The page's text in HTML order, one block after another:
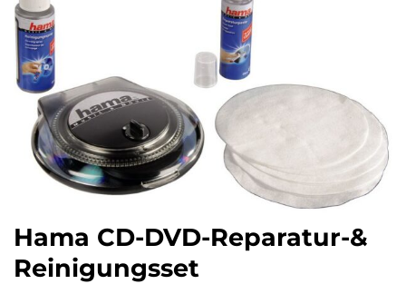
Hama CD-DVD-Reparatur-&
Reinigungsset